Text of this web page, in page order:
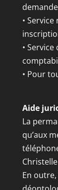
•
•
• Pour
Aide
La
qu’aux
En